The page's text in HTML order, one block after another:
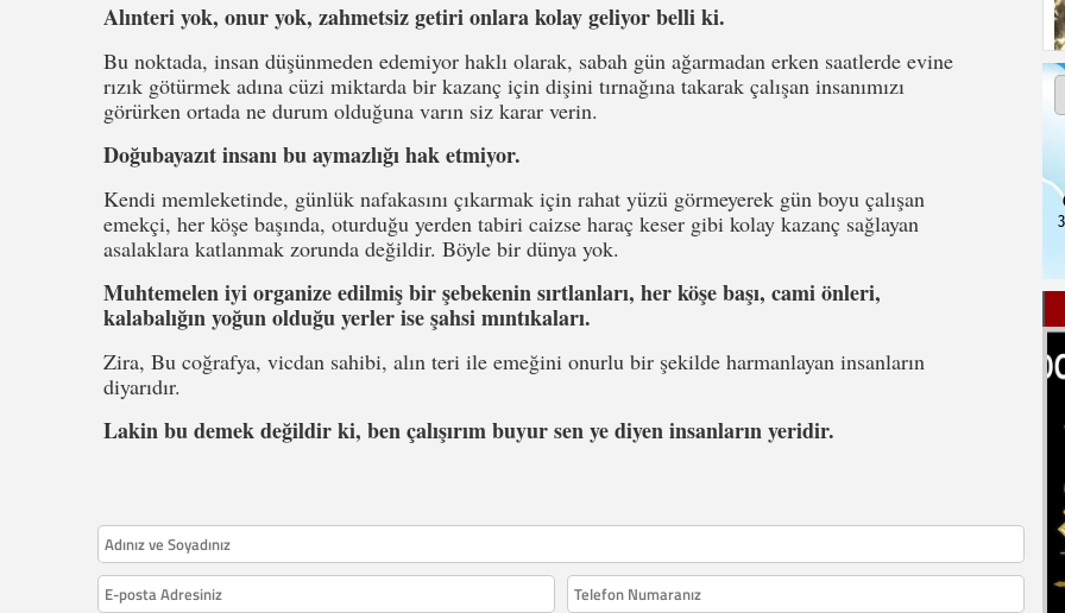
Alınteri yok, onur yok, zahmetsiz getiri onlara kolay geliyor belli ki.
Bu noktada, insan düşünmeden edemiyor haklı olarak, sabah gün ağarmadan erken saatlerde evine
rızık götürmek adına cüzi miktarda bir kazanç için dişini tırnağına takarak çalışan insanımızı
görürken ortada ne durum olduğuna varın siz karar verin.
Doğubayazıt insanı bu aymazlığı hak etmiyor.
Kendi memleketinde, günlük nafakasını çıkarmak için rahat yüzü görmeyerek gün boyu çalışan
emekçi, her köşe başında, oturduğu yerden tabiri caizse haraç keser gibi kolay kazanç sağlayan
asalaklara katlanmak zorunda değildir. Böyle bir dünya yok.
Muhtemelen iyi organize edilmiş bir şebekenin sırtlanları, her köşe başı, cami önleri,
kalabalığın yoğun olduğu yerler ise şahsi mıntıkaları.
Zira, Bu coğrafya, vicdan sahibi, alın teri ile emeğini onurlu bir şekilde harmanlayan insanların
diyarıdır.
Lakin bu demek değildir ki, ben çalışırım buyur sen ye diyen insanların yeridir.